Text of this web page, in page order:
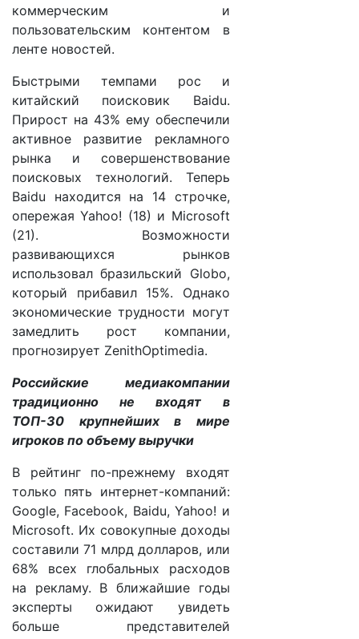
коммерческим и
пользовательским контентом в
ленте новостей.
Быстрыми темпами рос и
китайский поисковик Baidu.
Прирост на 43% ему обеспечили
активное развитие рекламного
рынка и совершенствование
поисковых технологий. Теперь
Baidu находится на 14 строчке,
опережая Yahoo! (18) и Microsoft
(21). Возможности
развивающихся рынков
использовал бразильский Globo,
который прибавил 15%. Однако
экономические трудности могут
замедлить рост компании,
прогнозирует ZenithOptimedia.
Российские медиакомпании
традиционно не входят в
ТОП-30 крупнейших в мире
игроков по объему выручки
В рейтинг по-прежнему входят
только пять интернет-компаний:
Google, Facebook, Baidu, Yahoo! и
Microsoft. Их совокупные доходы
составили 71 млрд долларов, или
68% всех глобальных расходов
на рекламу. В ближайшие годы
эксперты ожидают увидеть
больше представителей